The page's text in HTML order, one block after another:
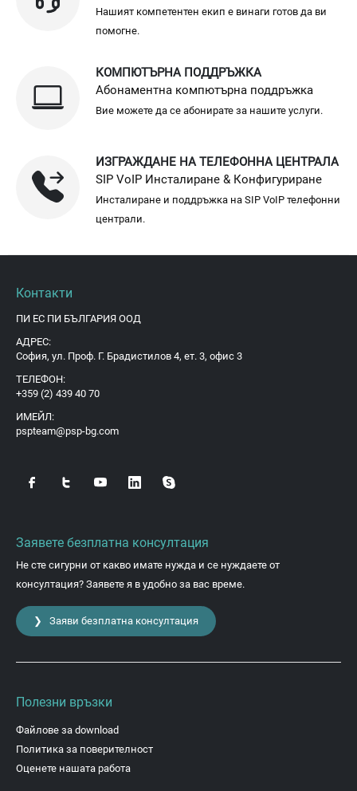
Нашият компетентен екип е винаги готов да ви
помогне.
КОМПЮТЪРНА ПОДДРЪЖКА
Абонаментна компютърна поддръжка
Вие можете да се абонирате за нашите услуги.
ИЗГРАЖДАНЕ НА ТЕЛЕФОННА ЦЕНТРАЛА
SIP VoIP Инсталиране & Конфигуриране
Инсталиране и поддръжка на SIP VoIP телефонни
централи.
Контакти
ПИ ЕС ПИ БЪЛГАРИЯ ООД
АДРЕС:
София, ул. Проф. Г. Брадистилов 4, ет. 3, офис 3
ТЕЛЕФОН:
+359 (2) 439 40 70
ИМЕЙЛ:
pspteam@psp-bg.com
Заявете безплатна консултация
Не сте сигурни от какво имате нужда и се нуждаете от
консултация? Заявете я в удобно за вас време.
❯ Заяви безплатна консултация
Полезни връзки
Файлове за download
Политика за поверителност
Оценете нашата работа